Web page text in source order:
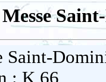
Messe
Saint-